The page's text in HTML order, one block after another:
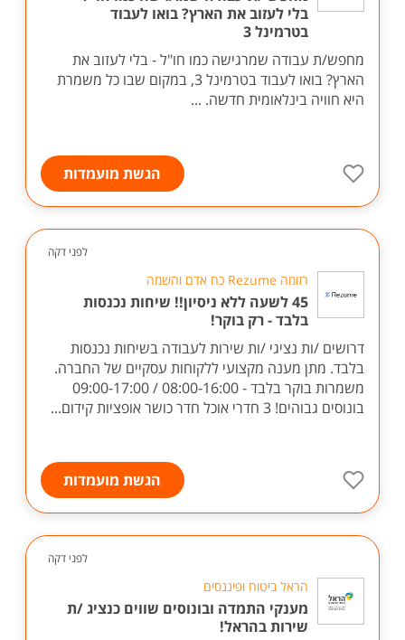
בלי לעזוב את הארץ? בואו לעבוד
בטרמינל 3
מחפש/ת עבודה שמרגישה כמו חו"ל - בלי לעזוב את
הארץ? בואו לעבוד בטרמינל 3, במקום שבו כל משמרת
היא חוויה בינלאומית חדשה. ...
הגשת מועמדות
לפני דקה
רזומה Rezume כח אדם והשמה
45 לשעה ללא ניסיון!! שיחות נכנסות
בלבד - רק בוקר!
דרושים /ות נציגי /ות שירות לעבודה בשיחות נכנסות
בלבד. מתן מענה מקצועי ללקוחות עסקיים של החברה.
משמרות בוקר בלבד - 08:00-16:00 / 09:00-17:00
בונוסים גבוהים! 3 חדרי אוכל חדר כושר אופציות קידום...
הגשת מועמדות
לפני דקה
הראל ביטוח ופיננסים
מענקי התמדה ובונוסים שווים כנציג /ת
שירות בהראל!